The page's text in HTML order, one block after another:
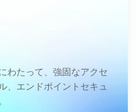
わたって、強固なアクセ
、エンドポイントセキュ